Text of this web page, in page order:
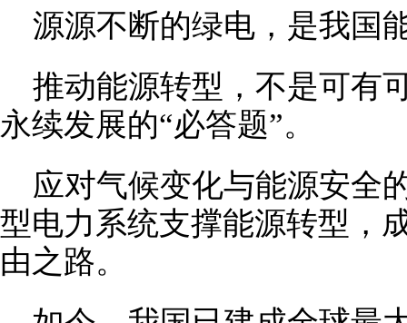
源源不断的绿电，是我国
推动能源转型，不是可有
永续发展的“必答题”。
应对气候变化与能源安全
型电力系统支撑能源转型，
由之路。